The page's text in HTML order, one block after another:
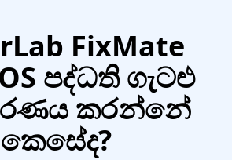
FixMate
පද්ධති ගැටළු
කරන්නේ
කෙසේද?